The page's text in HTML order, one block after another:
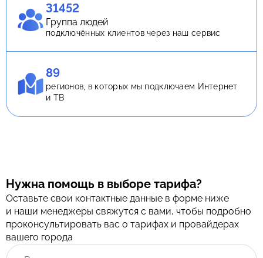
31452
Группа людей
подключённых клиентов через наш сервис
89
регионов, в которых мы подключаем Интернет
и ТВ
Нужна помощь в выборе тарифа?
Оставьте свои контактные данные в форме ниже
и наши менеджеры свяжутся с вами, чтобы подробно
проконсультировать вас о тарифах и провайдерах
вашего города